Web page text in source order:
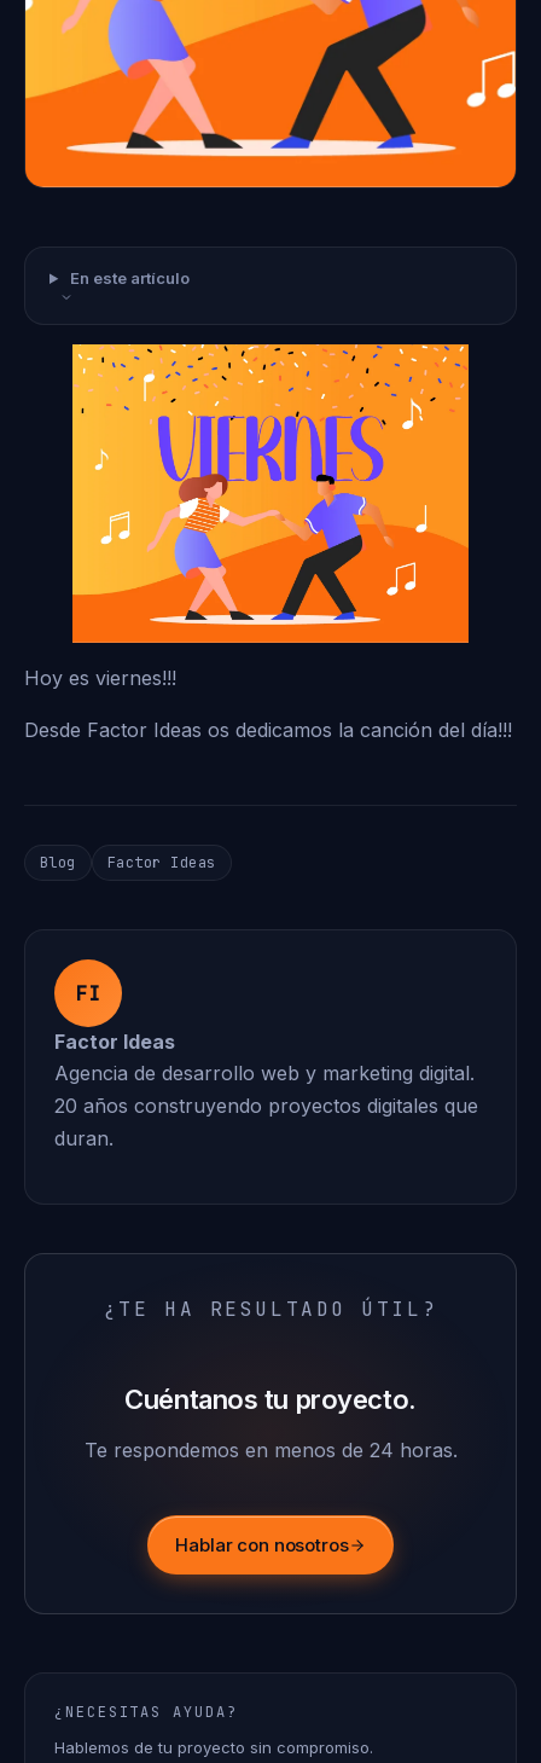
En este artículo
Hoy es viernes!!!
Desde Factor Ideas os dedicamos la canción del día!!!
Blog Factor Ideas
FI
Factor Ideas
Agencia de desarrollo web y marketing digital.
20 años construyendo proyectos digitales que
duran.
¿TE HA RESULTADO ÚTIL?
Cuéntanos tu proyecto.
Te respondemos en menos de 24 horas.
Hablar con nosotros
¿NECESITAS AYUDA?
Hablemos de tu proyecto sin compromiso.